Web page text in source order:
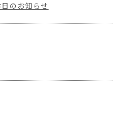
のお知らせ